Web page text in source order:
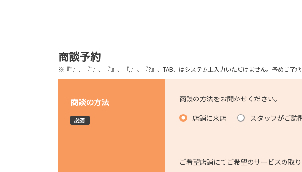
商談予約
※『”』、『"』、『'』、『,』、『?』、TAB、はシステム上入力いただけません。予めご了承
商談の方法
必須
商談の方法をお聞かせください。
店舗に来店
スタッフがご訪
ご希望店舗にてご希望のサービスの取